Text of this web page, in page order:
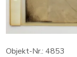
Objekt-Nr.: 4853